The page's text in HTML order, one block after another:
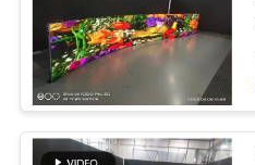
LES
AFFAIRES